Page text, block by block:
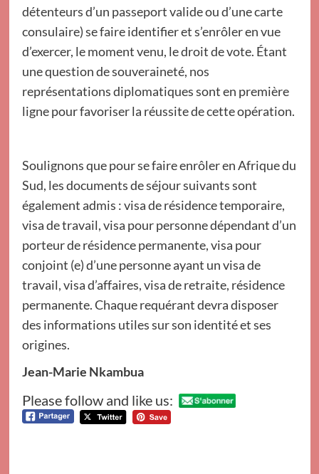
détenteurs d’un passeport valide ou d’une carte
consulaire) se faire identifier et s’enrôler en vue
d’exercer, le moment venu, le droit de vote. Étant
une question de souveraineté, nos
représentations diplomatiques sont en première
ligne pour favoriser la réussite de cette opération.
Soulignons que pour se faire enrôler en Afrique du
Sud, les documents de séjour suivants sont
également admis : visa de résidence temporaire,
visa de travail, visa pour personne dépendant d’un
porteur de résidence permanente, visa pour
conjoint (e) d’une personne ayant un visa de
travail, visa d’affaires, visa de retraite, résidence
permanente. Chaque requérant devra disposer
des informations utiles sur son identité et ses
origines.
Jean-Marie Nkambua
Please follow and like us: